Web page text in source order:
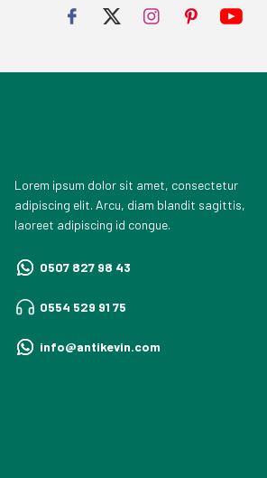
Lorem ipsum dolor sit amet, consectetur
adipiscing elit. Arcu, diam blandit sagittis,
laoreet adipiscing id congue.
0507 827 98 43
0554 529 91 75
info@antikevin.com